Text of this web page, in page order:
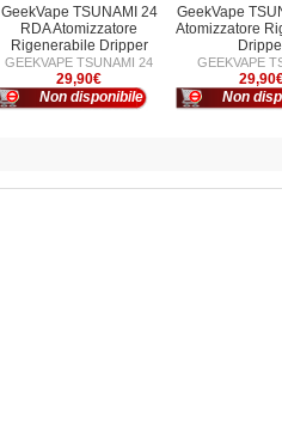
GeekVape TSUNAMI 24
RDA Atomizzatore
Rigenerabile Dripper
GEEKVAPE TSUNAMI 24
29,90€
Non disponibile
GeekVape
Atomizzatore
GEEKVAPE
Non